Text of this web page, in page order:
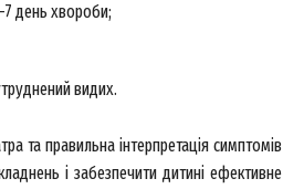
день хвороби;
видих.
та правильна інтерпретація симптомів
і забезпечити дитині ефективне